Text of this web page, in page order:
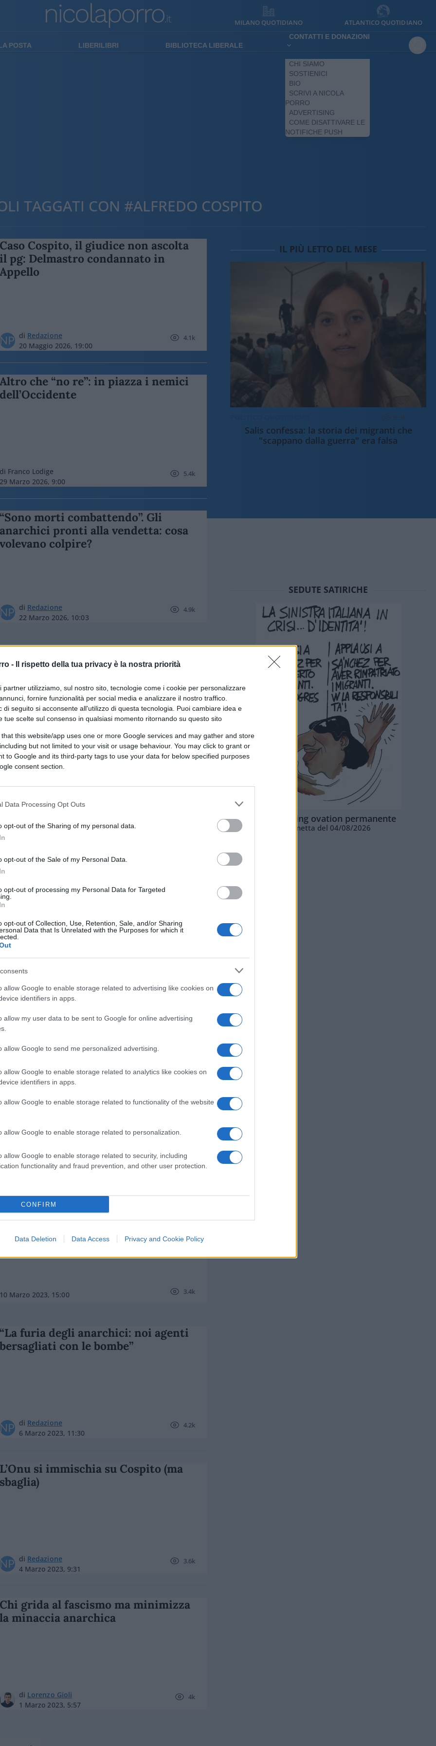
- Il rispetto della tua privacy è la nostra priorità
partner utilizziamo, sul nostro sito, tecnologie come i cookie per personalizzare
fornire funzionalità per social media e analizzare il nostro traffico.
di seguito si acconsente all'utilizzo di questa tecnologia. Puoi cambiare idea e
tue scelte sul consenso in qualsiasi momento ritornando su questo sito
that this website/app uses one or more Google services and may gather and store
but not limited to your visit or usage behaviour. You may click to grant or
to Google and its third-party tags to use your data for below specified purposes
consent section.
Data Processing Opt Outs
opt-out of the Sharing of my personal data.
opt-out of the Sale of my Personal Data.
opt-out of processing my Personal Data for Targeted
opt-out of Collection, Use, Retention, Sale, and/or Sharing
Data that Is Unrelated with the Purposes for which it
allow Google to enable storage related to advertising like cookies on
identifiers in apps.
allow my user data to be sent to Google for online advertising
allow Google to send me personalized advertising.
allow Google to enable storage related to analytics like cookies on
identifiers in apps.
allow Google to enable storage related to functionality of the website
allow Google to enable storage related to personalization.
allow Google to enable storage related to security, including
functionality and fraud prevention, and other user protection.
CONFIRM
Data Deletion Data Access Privacy and Cookie Policy
MILANO QUOTIDIANO ATLANTICO QUOTIDIANO
POSTA LIBERILIBRI BIBLIOTECA LIBERALE
CONTATTI E DONAZIONI
CHI SIAMO
SOSTIENICI
BIO
SCRIVI A NICOLA
PORRO
ADVERTISING
COME DISATTIVARE LE
NOTIFICHE PUSH
TAGGATI CON #ALFREDO COSPITO
Caso Cospito, il giudice non ascolta
il pg: Delmastro condannato in
Appello
di Redazione
20 Maggio 2026, 19:00
4.1k
Altro che “no re”: in piazza i nemici
dell’Occidente
di Franco Lodige
29 Marzo 2026, 9:00
5.4k
“Sono morti combattendo”. Gli
anarchici pronti alla vendetta: cosa
volevano colpire?
di Redazione
22 Marzo 2026, 10:03
4.9k
“I magistrati fanno
di Redazione
6 Luglio 2023, 19:48
8.9k
fa il furbo: la Corte non
il 41bis, ma lui ferma lo
19 Aprile 2023, 18:00
perde ancora: resta al 41bis.
ben gli sta
diCarlo Toto
27 Marzo 2023, 16:46
4k
ora detta le condizioni
di
Redazione
24 Marzo 2023, 15:08
4.2k
“soluzione” da Medioevo:
forzato e 41 bis
10 Marzo 2023, 15:00 3.4k
“La furia degli anarchici: noi agenti
bersagliati con le bombe”
di Redazione
6 Marzo 2023, 11:30
4.2k
L’Onu si immischia su Cospito (ma
sbaglia)
di Redazione
4 Marzo 2023, 9:31
3.6k
Chi grida al fascismo ma minimizza
la minaccia anarchica
di Lorenzo Gioli
1 Marzo 2023, 5:57
4k
IL PIÙ LETTO DEL MESE
9.3k
Salis confessa: la storia dei migranti che
"scappano dalla guerra" era falsa
SEDUTE SATIRICHE
La standing ovation permanente
Vignetta del 04/08/2026